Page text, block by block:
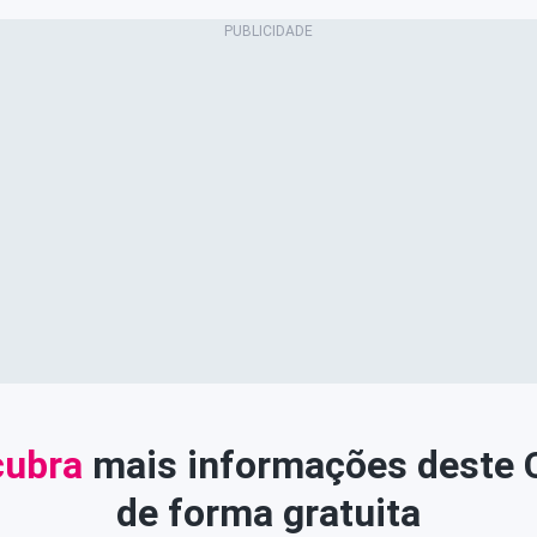
mais informações deste
de forma gratuita